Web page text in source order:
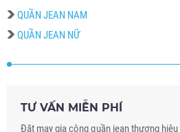
QUẦN JEAN NAM
QUẦN JEAN NỮ
TƯ VẤN MIỄN PHÍ
Đặt may gia công quần jean thương